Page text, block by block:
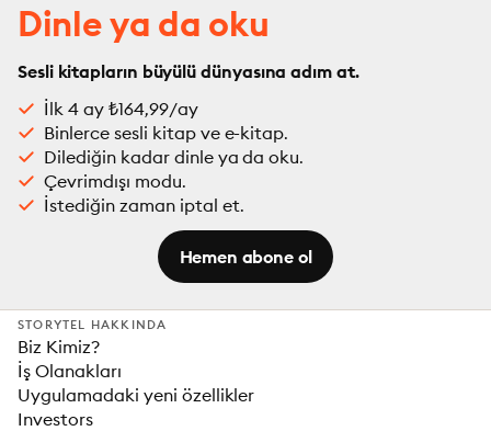
Dinle ya da oku
Sesli kitapların büyülü dünyasına adım at.
İlk 4 ay ₺164,99/ay
Binlerce sesli kitap ve e-kitap.
Dilediğin kadar dinle ya da oku.
Çevrimdışı modu.
İstediğin zaman iptal et.
Hemen abone ol
STORYTEL HAKKINDA
Biz Kimiz?
İş Olanakları
Uygulamadaki yeni özellikler
Investors